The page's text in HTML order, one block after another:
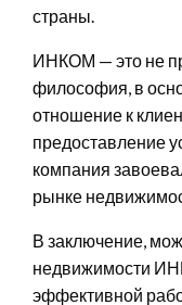
страны.
ИНКОМ — это не
философия, в
отношение к
предоставление
компания
рынке
В заключение,
недвижимости
эффективной